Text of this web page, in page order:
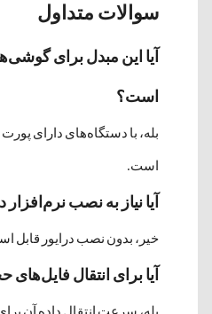
سوالات متداول
است؟
است.
آیا نیاز به نصب نرم‌افزار
خیر، بدون نصب درایور قابل
آیا برای انتقال